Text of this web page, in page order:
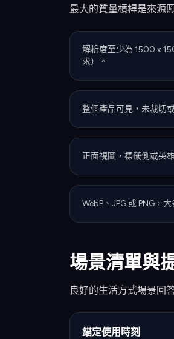
最大的質量槓桿是來源
解析度至少為 1500 x
求）。
整個產品可見，未裁切
正面視圖，標籤側或英
WebP、JPG 或 PNG，
場景清單與
良好的生活方式場景回
錨定使用時刻